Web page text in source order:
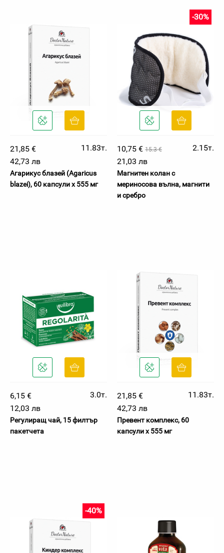
21,85 €
11.83т.
42,73 лв
Агарикус блазей (Agaricus
blazei), 60 капсули х 555 мг
10,75 € 15.3 €
-30%
2.15т.
21,03 лв
Магнитен колан с
мериносова вълна, магнити
и сребро
6,15 €
3.0т.
12,03 лв
Регулиращ чай, 15 филтър
пакетчета
21,85 €
11.83т.
42,73 лв
Превент комплекс, 60
капсули х 555 мг
-40%